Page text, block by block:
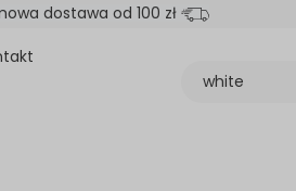
dostawa od 100 zł